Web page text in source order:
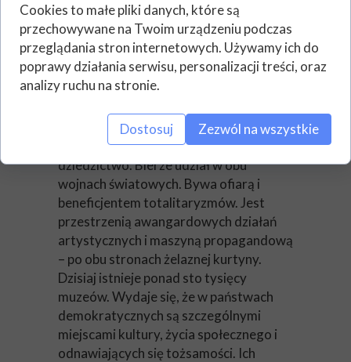
Ten okres zaczyna się umownie w 1851
roku, kiedy w londyńskim Pałacu
Kryształowym zorganizowano
Wystawę Światową. Od tej pory
muzeum jest emblematyczną instytucją
tego konsekwencjami. Kolonizuje
podbijane kraje i gromadzi ich
dziedzictwo. Bierze udział w obu
wojnach światowych. Bywa ofiarą i
beneficjentem totalitaryzmów. Jest
przestrzenią awangardowych działań
artystycznych i maszyną propagandową
– po obu stronach żelaznej kurtyny.
Dzisiaj istnieje ponad sto tysięcy
muzeów. Wydaje się, że w państwach
demokratycznych są szczególnymi
miejscami kultury, życia społecznego i
odnawiających się tożsamości. Ich
Cookies to małe pliki danych, które są
przechowywane na Twoim urządzeniu podczas
przeglądania stron internetowych. Używamy ich do
poprawy działania serwisu, personalizacji treści, oraz
analizy ruchu na stronie.
Dostosuj Zezwól na wszystkie